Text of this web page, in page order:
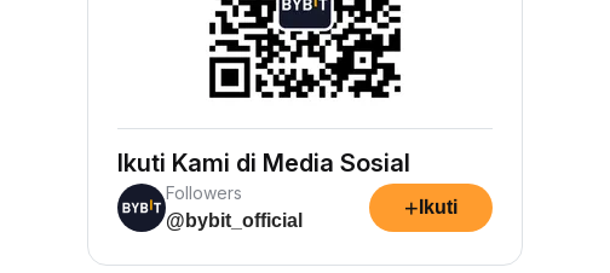
Ikuti Kami di Media Sosial
Followers
@bybit_official
+ Ikuti